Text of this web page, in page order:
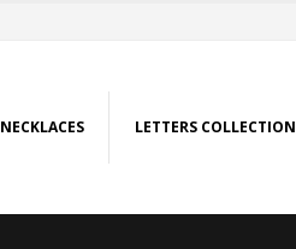
NECKLACES LETTERS COLLECTION